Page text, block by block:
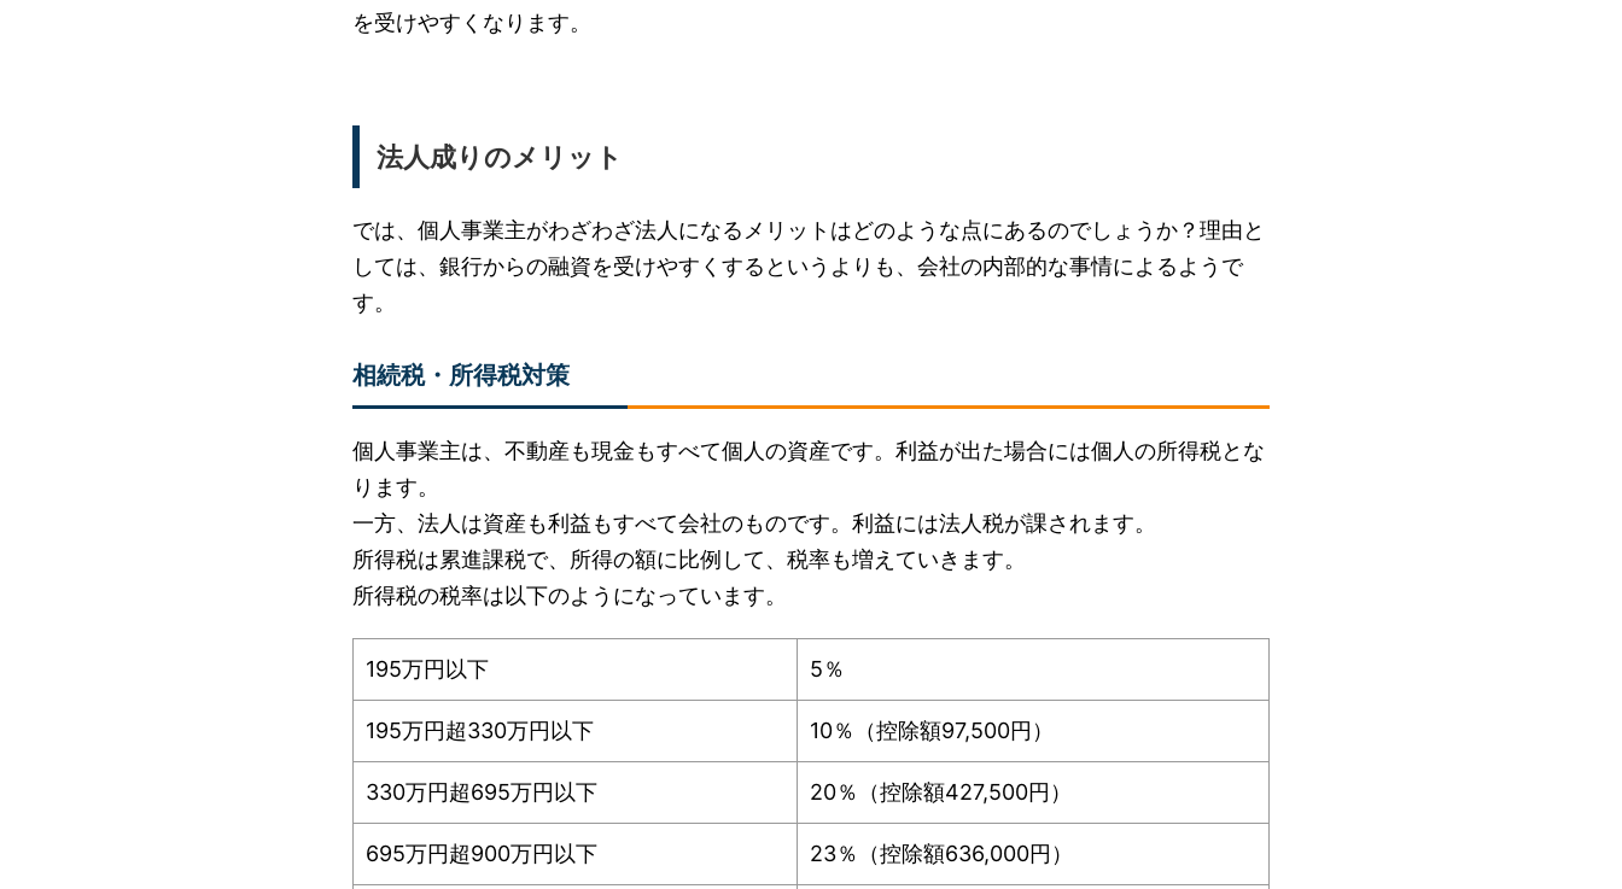
を受けやすくなります。
法人成りのメリット
では、個人事業主がわざわざ法人になるメリットはどのような点にあるのでしょうか？理由と
しては、銀行からの融資を受けやすくするというよりも、会社の内部的な事情によるようで
す。
相続税・所得税対策
個人事業主は、不動産も現金もすべて個人の資産です。利益が出た場合には個人の所得税とな
ります。
一方、法人は資産も利益もすべて会社のものです。利益には法人税が課されます。
所得税は累進課税で、所得の額に比例して、税率も増えていきます。
所得税の税率は以下のようになっています。
195万円以下 5％
195万円超330万円以下 10％（控除額97,500円）
330万円超695万円以下 20％（控除額427,500円）
695万円超900万円以下 23％（控除額636,000円）